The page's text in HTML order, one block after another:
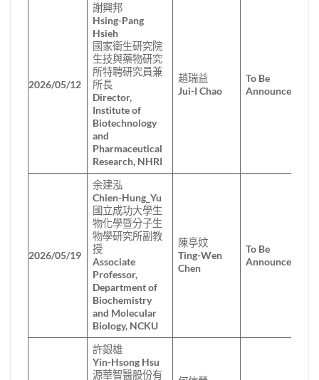
2026/05/12
謝興邦
Hsing-Pang
Hsieh
國家衛生研究院
生技與藥物研究
所特聘研究員兼
所長
Director,
Institute of
Biotechnology
and
Pharmaceutical
Research, NHRI
趙瑞益
Jui-I Chao
To Be
Announced
2026/05/19
余建泓
Chien-Hung_Yu
國立成功大學生
物化學暨分子生
物學研究所副教
授
Associate
Professor,
Department of
Biochemistry
and Molecular
Biology, NCKU
陳亭妏
Ting-Wen
Chen
To Be
Announced
許銀雄
Yin-Hsong Hsu
源華智醫股份有